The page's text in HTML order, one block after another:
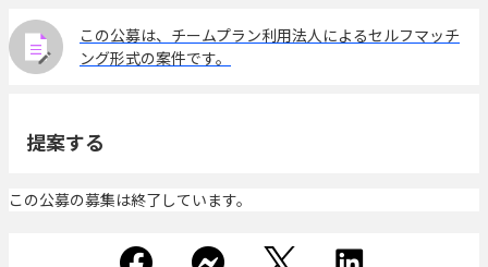
この公募は、チームプラン利用法人によるセルフマッチ
ング形式の案件です。
提案する
この公募の募集は終了しています。